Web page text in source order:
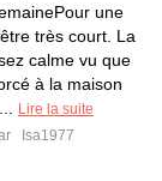
une
très court. La
calme vu que
à la maison
Lire la suite
Isa1977